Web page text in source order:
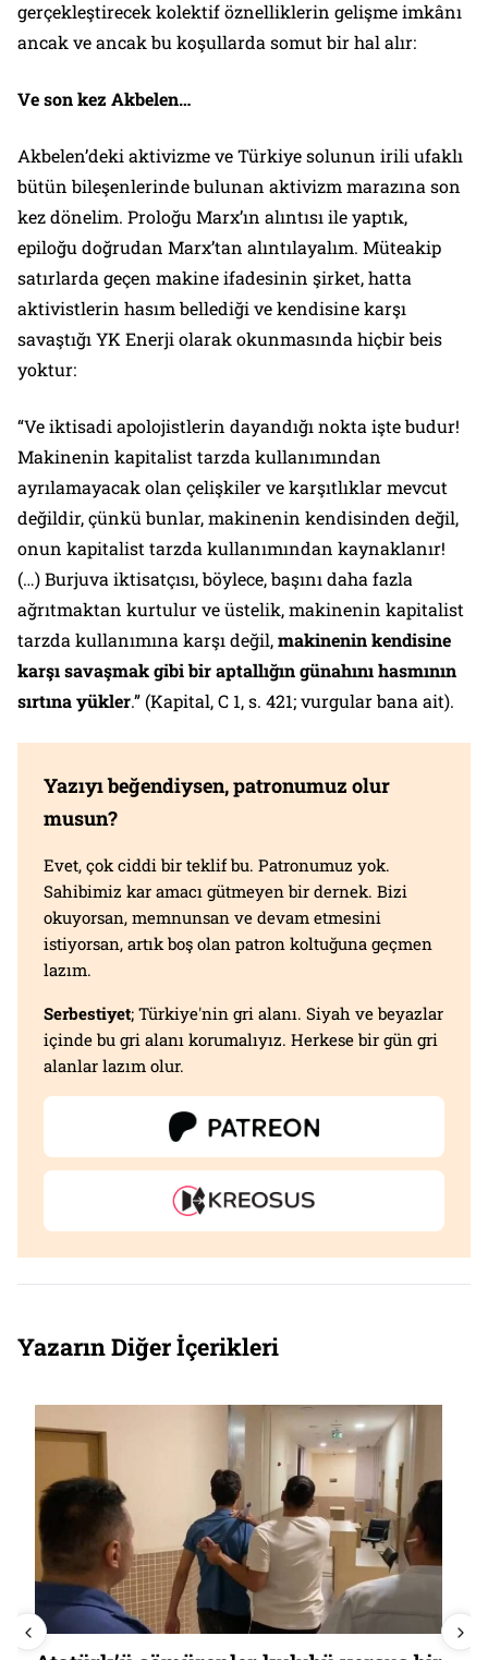
gerçekleştirecek kolektif öznelliklerin gelişme imkânı
ancak ve ancakbu koşullarda somut bir hal alır:
Ve son kez Akbelen…
Akbelen’deki aktivizme ve Türkiye solunun irili ufaklı
bütün bileşenlerinde bulunan aktivizm marazına son
kez dönelim. Proloğu Marx’ın alıntısı ile yaptık,
epiloğu doğrudan Marx’tan alıntılayalım. Müteakip
satırlarda geçen makineifadesinin şirket, hatta
aktivistlerin hasım bellediği ve kendisine karşı
savaştığı YK Enerji olarak okunmasında hiçbir beis
yoktur:
“Ve iktisadi apolojistlerin dayandığı nokta işte budur!
Makinenin kapitalist tarzda kullanımından
ayrılamayacak olan çelişkiler ve karşıtlıklar mevcut
değildir, çünkü bunlar,makinenin kendisinden değil,
onun kapitalist tarzda kullanımından kaynaklanır!
(…) Burjuva iktisatçısı, böylece, başını daha fazla
ağrıtmaktan kurtulur ve üstelik,makinenin kapitalist
tarzda kullanımına karşı değil,makinenin kendisine
karşı savaşmak gibi bir aptallığın günahını hasmının
sırtına yükler.” (Kapital, C 1, s. 421; vurgular bana ait).
Yazıyı beğendiysen, patronumuz olur
musun?
Evet, çok ciddi bir teklif bu. Patronumuz yok.
Sahibimiz kar amacı gütmeyen bir dernek. Bizi
okuyorsan, memnunsan ve devam etmesini
istiyorsan, artık boş olan patron koltuğuna geçmen
lazım.
Serbestiyet; Türkiye'nin gri alanı. Siyah ve beyazlar
içinde bu gri alanı korumalıyız. Herkese bir gün gri
alanlar lazım olur.
Yazarın Diğer İçerikleri